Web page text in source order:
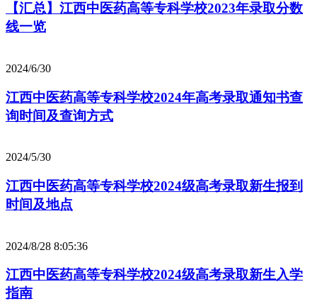
【汇总】江西中医药高等专科学校2023年录取分数
线一览
2024/6/30
江西中医药高等专科学校2024年高考录取通知书查
询时间及查询方式
2024/5/30
江西中医药高等专科学校2024级高考录取新生报到
时间及地点
2024/8/28 8:05:36
江西中医药高等专科学校2024级高考录取新生入学
指南